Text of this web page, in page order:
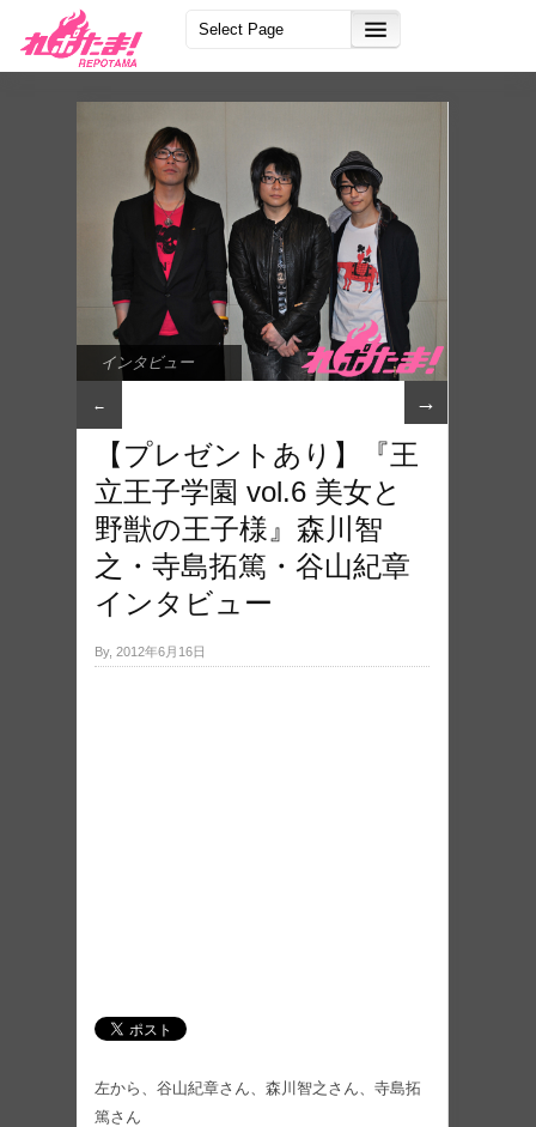
インタビュー
← →
【プレゼントあり】『王
立王子学園 vol.6 美女と
野獣の王子様』森川智
之・寺島拓篤・谷山紀章
インタビュー
By, 2012年6月16日
左から、谷山紀章さん、森川智之さん、寺島拓
篤さん